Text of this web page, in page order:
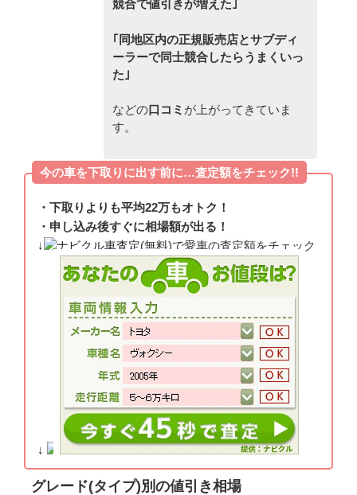
競合で値引きが増えた｣
｢同地区内の正規販売店とサブディ
ーラーで同士競合したらうまくいっ
た｣
などの口コミ が上がってきていま
す。
今の車を下取りに出す前に…査定額をチェック!!
・下取りよりも平均22万もオトク！
・申し込み後すぐに相場額が出る！
↓
ナビクル車査定(無料)で愛車の査定額をチェック
↓
グレード(タイプ)別の値引き相場